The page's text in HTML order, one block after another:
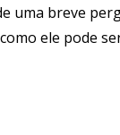
uma breve
ele pode